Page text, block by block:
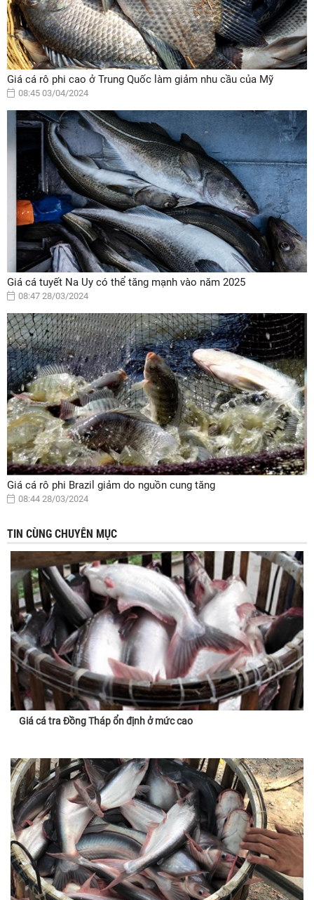
Giá cá rô phi cao ở Trung Quốc làm giảm nhu cầu của Mỹ
08:45 03/04/2024
Giá cá tuyết Na Uy có thể tăng mạnh vào năm 2025
08:47 28/03/2024
Giá cá rô phi Brazil giảm do nguồn cung tăng
08:44 28/03/2024
TIN CÙNG CHUYÊN MỤC
Giá cá tra Đồng Tháp ổn định ở mức cao